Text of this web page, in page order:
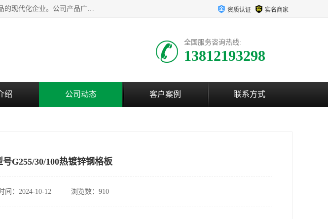
无锡昌鸿钢格板有限公司是专业生产和销售各类镀锌钢格板、镀锌钢格栅、不锈钢钢格及其相关产品的现代化企业。公司产品广泛运用于石油、化工、港口、电力、运输、造纸、医药、钢铁、食品、市政、房地产、制造业等各个领域。 资质认证 实名商家
全国服务咨询热线:
13812193298
绍 公司动态 客户案例 联系方式
号G255/30/100热镀锌钢格板
间：2024-10-12 浏览数：910